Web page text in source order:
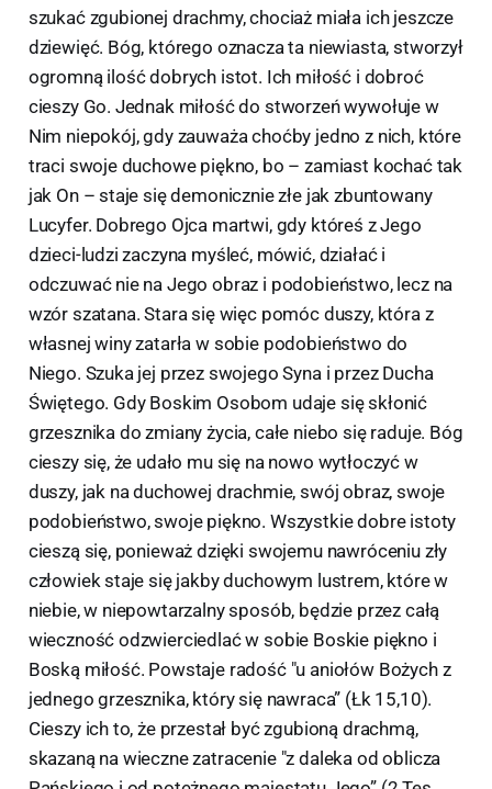
szukać zgubionej drachmy, chociaż miała ich jeszcze
dziewięć. Bóg, którego oznacza ta niewiasta, stworzył
ogromną ilość dobrych istot. Ich miłość i dobroć
cieszy Go. Jednak miłość do stworzeń wywołuje w
Nim niepokój, gdy zauważa choćby jedno z nich, które
traci swoje duchowe piękno, bo – zamiast kochać tak
jak On – staje się demonicznie złe jak zbuntowany
Lucyfer. Dobrego Ojca martwi, gdy któreś z Jego
dzieci-ludzi zaczyna myśleć, mówić, działać i
odczuwać nie na Jego obraz i podobieństwo, lecz na
wzór szatana. Stara się więc pomóc duszy, która z
własnej winy zatarła w sobie podobieństwo do
Niego. Szuka jej przez swojego Syna i przez Ducha
Świętego. Gdy Boskim Osobom udaje się skłonić
grzesznika do zmiany życia, całe niebo się raduje. Bóg
cieszy się, że udało mu się na nowo wytłoczyć w
duszy, jak na duchowej drachmie, swój obraz, swoje
podobieństwo, swoje piękno. Wszystkie dobre istoty
cieszą się, ponieważ dzięki swojemu nawróceniu zły
człowiek staje się jakby duchowym lustrem, które w
niebie, w niepowtarzalny sposób, będzie przez całą
wieczność odzwierciedlać w sobie Boskie piękno i
Boską miłość. Powstaje radość "u aniołów Bożych z
jednego grzesznika, który się nawraca” (Łk 15,10).
Cieszy ich to, że przestał być zgubioną drachmą,
skazaną na wieczne zatracenie "z daleka od oblicza